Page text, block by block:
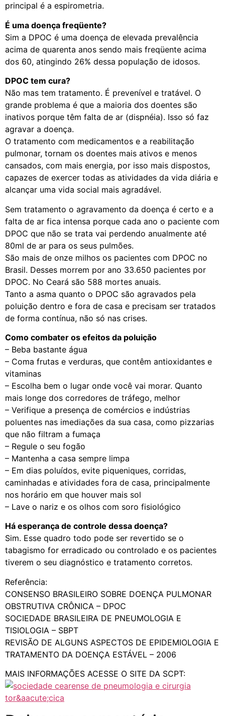
principal é a espirometria.
É uma doença freqüente?
Sim a DPOC é uma doença de elevada prevalência
acima de quarenta anos sendo mais freqüente acima
dos 60, atingindo 26% dessa população de idosos.
DPOC tem cura?
Não mas tem tratamento. É prevenível e tratável. O
grande problema é que a maioria dos doentes são
inativos porque têm falta de ar (dispnéia). Isso só faz
agravar a doença.
O tratamento com medicamentos e a reabilitação
pulmonar, tornam os doentes mais ativos e menos
cansados, com mais energia, por isso mais dispostos,
capazes de exercer todas as atividades da vida diária e
alcançar uma vida social mais agradável.
Sem tratamento o agravamento da doença é certo e a
falta de ar fica intensa porque cada ano o paciente com
DPOC que não se trata vai perdendo anualmente até
80ml de ar para os seus pulmões.
São mais de onze milhos os pacientes com DPOC no
Brasil. Desses morrem por ano 33.650 pacientes por
DPOC. No Ceará são 588 mortes anuais.
Tanto a asma quanto o DPOC são agravados pela
poluição dentro e fora de casa e precisam ser tratados
de forma contínua, não só nas crises.
Como combater os efeitos da poluição
– Beba bastante água
– Coma frutas e verduras, que contêm antioxidantes e
vitaminas
– Escolha bem o lugar onde você vai morar. Quanto
mais longe dos corredores de tráfego, melhor
– Verifique a presença de comércios e indústrias
poluentes nas imediações da sua casa, como pizzarias
que não filtram a fumaça
– Regule o seu fogão
– Mantenha a casa sempre limpa
– Em dias poluídos, evite piqueniques, corridas,
caminhadas e atividades fora de casa, principalmente
nos horário em que houver mais sol
– Lave o nariz e os olhos com soro fisiológico
Há esperança de controle dessa doença?
Sim. Esse quadro todo pode ser revertido se o
tabagismo for erradicado ou controlado e os pacientes
tiverem o seu diagnóstico e tratamento corretos.
Referência:
CONSENSO BRASILEIRO SOBRE DOENÇA PULMONAR
OBSTRUTIVA CRÔNICA – DPOC
SOCIEDADE BRASILEIRA DE PNEUMOLOGIA E
TISIOLOGIA – SBPT
REVISÃO DE ALGUNS ASPECTOS DE EPIDEMIOLOGIA E
TRATAMENTO DA DOENÇA ESTÁVEL – 2006
MAIS INFORMAÇÕES ACESSE O SITE DA SCPT: